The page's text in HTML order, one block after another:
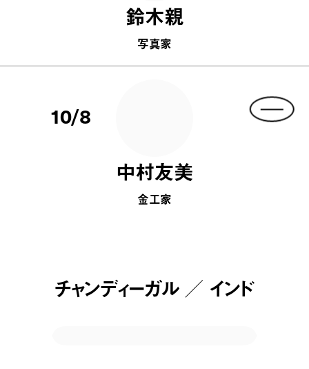
鈴木親
写真家
10/8
中村友美
金工家
チャンディーガル ／ インド